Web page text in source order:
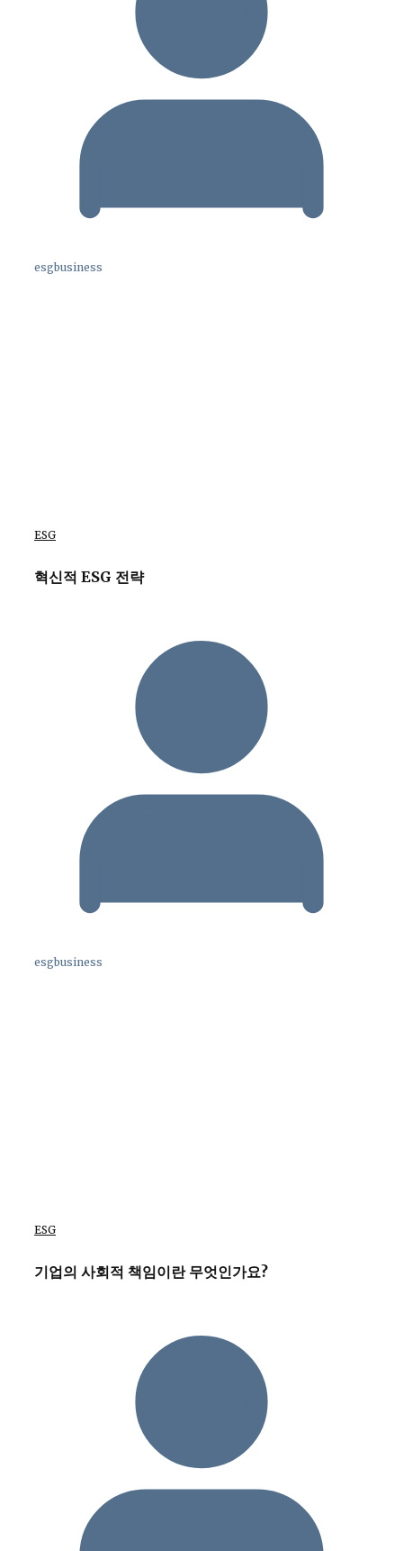
esgbusiness
ESG
혁신적 ESG 전략
esgbusiness
ESG
기업의 사회적 책임이란 무엇인가요?